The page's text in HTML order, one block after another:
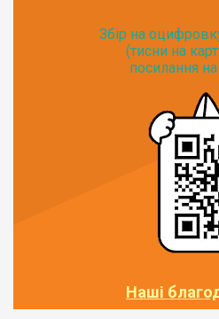
Збір на
(тисни на
посилання
Наші